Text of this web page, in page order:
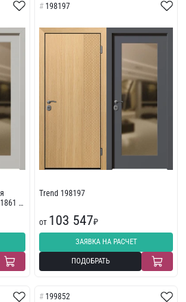
с
198197
Trend 198197
от 103 547₽
ЗАЯВКА НА РАСЧЕТ
ПОДОБРАТЬ
199852